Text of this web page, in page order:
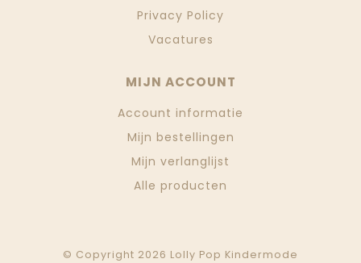
Privacy Policy
Vacatures
MIJN ACCOUNT
Account informatie
Mijn bestellingen
Mijn verlanglijst
Alle producten
© Copyright 2026 Lolly Pop Kindermode